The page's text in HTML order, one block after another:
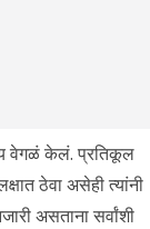
वेगळं केलं. प्रतिकूल
ठेवा असेही त्यांनी
असताना सर्वांशी